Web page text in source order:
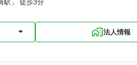
駅」 徒歩3分
法人情報